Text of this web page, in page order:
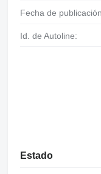
Fecha de
Id. de Autoline:
Estado